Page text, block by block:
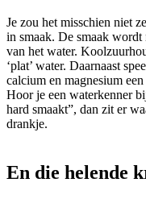
Je zou het misschien niet
in smaak. De smaak
van het water.
‘plat’ water. Daarnaast
calcium en magnesium
Hoor je een waterkenner
hard smaakt”, dan zit er
drankje.
En die helende